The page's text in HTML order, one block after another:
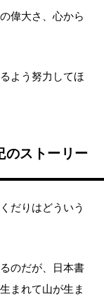
偉大さ、心から
よう努力してほ
のストーリー
だりはどういう
のだが、日本書
まれて山が生ま